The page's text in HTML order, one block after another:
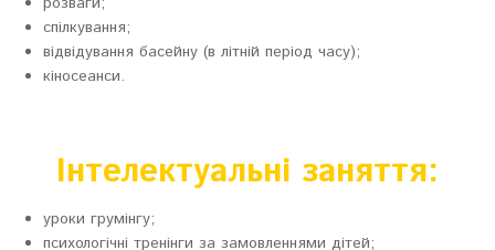
спілкування;
відвідування басейну (в літній період часу);
кіносеанси.
Інтелектуальні заняття:
уроки грумінгу;
психологічні тренінги за замовленнями дітей;